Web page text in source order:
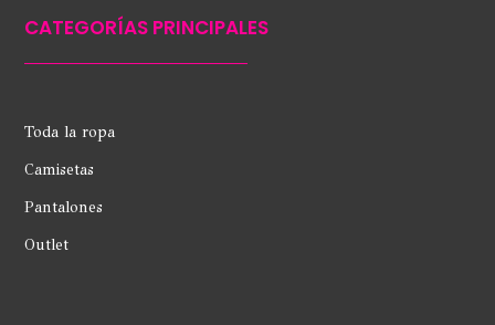
CATEGORÍAS PRINCIPALES
Toda la ropa
Camisetas
Pantalones
Outlet